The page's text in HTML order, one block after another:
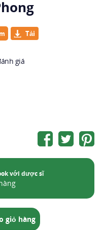
giá
với dược sĩ
giỏ hàng